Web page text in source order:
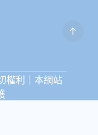
權利｜本網站